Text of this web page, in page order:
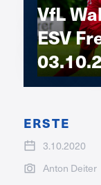
VfL
ESV
ERSTE
3.10.2020
Anton Deiter